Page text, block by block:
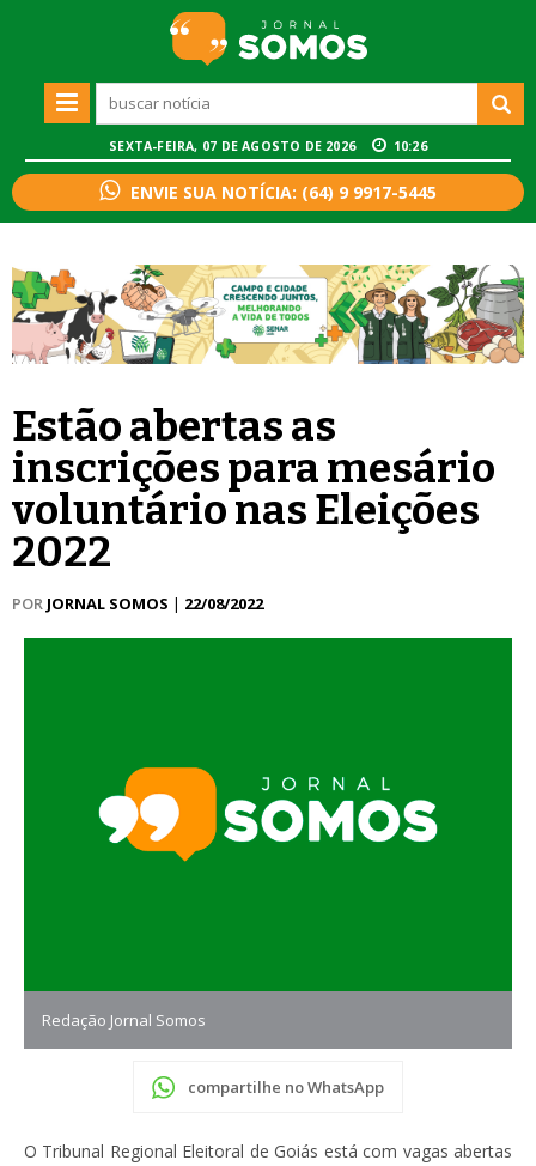
SEXTA-FEIRA, 07 DE AGOSTO DE 2026 10:26
ENVIE SUA NOTÍCIA: (64) 9 9917-5445
Estão abertas as
inscrições para mesário
voluntário nas Eleições
2022
POR JORNAL SOMOS | 22/08/2022
Redação Jornal Somos
compartilhe no WhatsApp
O Tribunal Regional Eleitoral de Goiás está com vagas abertas